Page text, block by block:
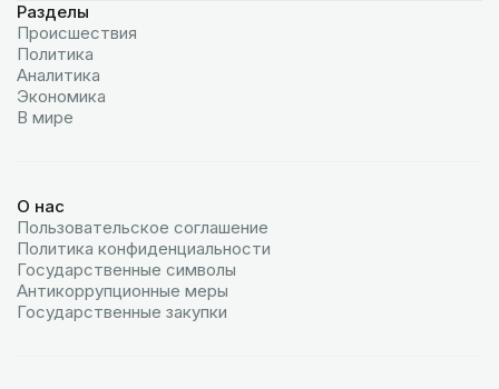
Разделы
Происшествия
Политика
Аналитика
Экономика
В мире
О нас
Пользовательское соглашение
Политика конфиденциальности
Государственные символы
Антикоррупционные меры
Государственные закупки